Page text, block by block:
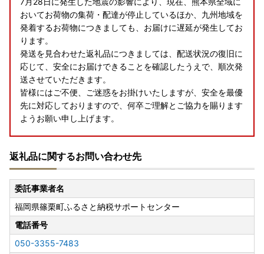
おいてお荷物の集荷・配達が停止しているほか、九州地域を
発着するお荷物につきましても、お届けに遅延が発生してお
ります。
発送を見合わせた返礼品につきましては、配送状況の復旧に
応じて、安全にお届けできることを確認したうえで、順次発
送させていただきます。
皆様にはご不便、ご迷惑をお掛けいたしますが、安全を最優
先に対応しておりますので、何卒ご理解とご協力を賜ります
ようお願い申し上げます。
※ワンストップ特例申請書について※
ワンストップ特例申請書の郵送は行っておりません。
郵送での申請をご希望の場合は、ご自身で申請書をダウンロ
ードのうえご提出ください。
■■「総務大臣から「ふるさと納税の対象となる地方団体」
として指定を受けました」■■
返礼品に関するお問い合わせ先
委託事業者名
福岡県篠栗町ふるさと納税サポートセンター
電話番号
050-3355-7483